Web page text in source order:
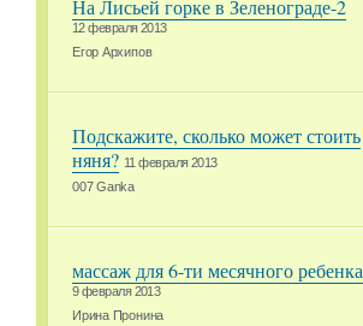
На Лисьей горке в Зеленограде-2
12 февраля 2013
Егор Архипов
Подскажите, сколько может стоить
няня? 11 февраля 2013
007 Ganka
массаж для 6-ти месячного ребенка
9 февраля 2013
Ирина Пронина